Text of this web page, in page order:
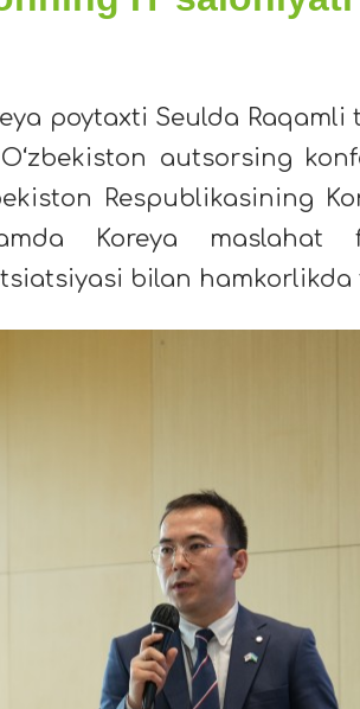
poytaxti Seulda Raqamli
autsorsing
Respublikasining
Koreya
bilan hamkorlikda